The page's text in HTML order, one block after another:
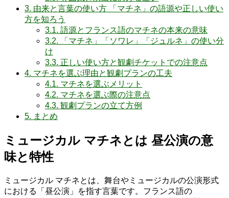
3. 由来と言葉の使い方 「マチネ」の語源や正しい使い
方を知ろう
3.1. 語源とフランス語のマチネの本来の意味
3.2. 「マチネ」「ソワレ」「ジュルネ」の使い分
け
3.3. 正しい使い方と観劇チケットでの注意点
4. マチネを選ぶ理由と観劇プランの工夫
4.1. マチネを選ぶメリット
4.2. マチネを選ぶ際の注意点
4.3. 観劇プランの立て方例
5. まとめ
ミュージカル マチネとは 昼公演の意
味と特性
ミュージカル マチネとは、舞台やミュージカルの公演形式
における「昼公演」を指す言葉です。フランス語の